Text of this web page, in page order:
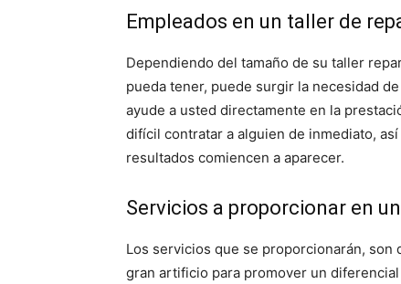
Empleados en un taller de
Dependiendo del tamaño de su taller
pueda tener, puede surgir la necesidad
ayude a usted directamente en la
difícil contratar a alguien de inmediato,
resultados comiencen a aparecer.
Servicios a proporcionar en
Los servicios que se proporcionarán,
gran artificio para promover un